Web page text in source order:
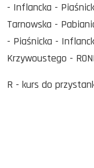
- Inflancka -
Tarnowska -
- Piaśnicka -
Krzywoustego -
R - kurs do